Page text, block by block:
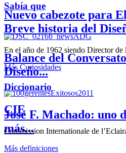
Nuevo cabezote para
Balance del
Diseño...
José F. Machado: uno
más...
Sabía que
Breve historia del
En el año de 1962 siendo Director de
Más Curiosidades
Diccionario
CIE
Commission Internationale de
Más definiciones